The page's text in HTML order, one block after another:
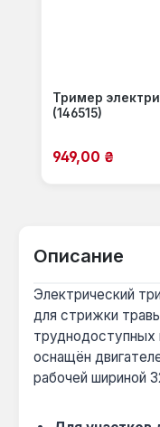
Тример
(146515)
Цена
949,00 ₴
Описание
Электрический
для стрижки
труднодоступных
оснащён
рабочей шириной